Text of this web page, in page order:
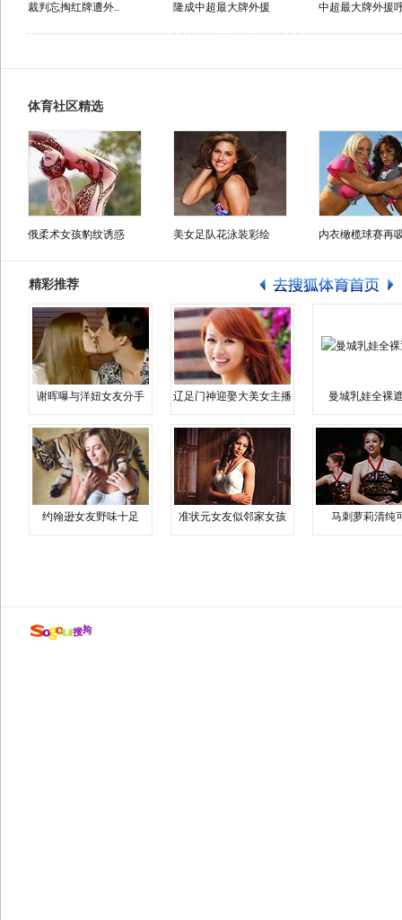
裁判忘掏红牌遭外..
隆成中超最大牌外援
中超最大牌外援
体育社区精选
俄柔术女孩豹纹诱惑 美女足队花泳装彩绘 内衣橄榄球赛再
精彩推荐
谢晖曝与洋妞女友分手 辽足门神迎娶大美女主播 曼城乳娃全裸
约翰逊女友野味十足 准状元女友似邻家女孩 马刺萝莉清纯